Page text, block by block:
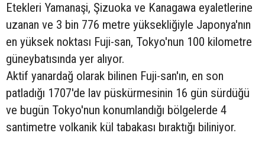
Etekleri Yamanaşi, Şizuoka ve Kanagawa eyaletlerine
uzanan ve 3 bin 776 metre yüksekliğiyle Japonya'nın
en yüksek noktası Fuji-san, Tokyo'nun 100 kilometre
güneybatısında yer alıyor.
Aktif yanardağ olarak bilinen Fuji-san'ın, en son
patladığı 1707'de lav püskürmesinin 16 gün sürdüğü
ve bugün Tokyo'nun konumlandığı bölgelerde 4
santimetre volkanik kül tabakası bıraktığı biliniyor.